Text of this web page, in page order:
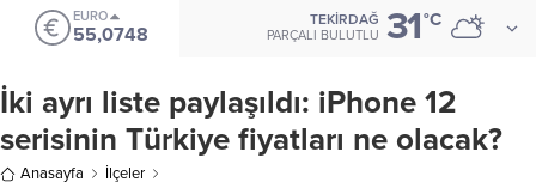
EURO
55,0748
TEKIRDAĞ
PARÇALI BULUTLU 31°C
İki ayrı liste paylaşıldı: iPhone 12
serisinin Türkiye fiyatları ne olacak?
Anasayfa
İlçeler